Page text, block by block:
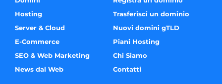
Hosting
Server & Cloud
E-Commerce
SEO & Web Marketing
News dal Web
Trasferisci un dominio
Nuovi domini gTLD
Piani Hosting
Chi Siamo
Contatti